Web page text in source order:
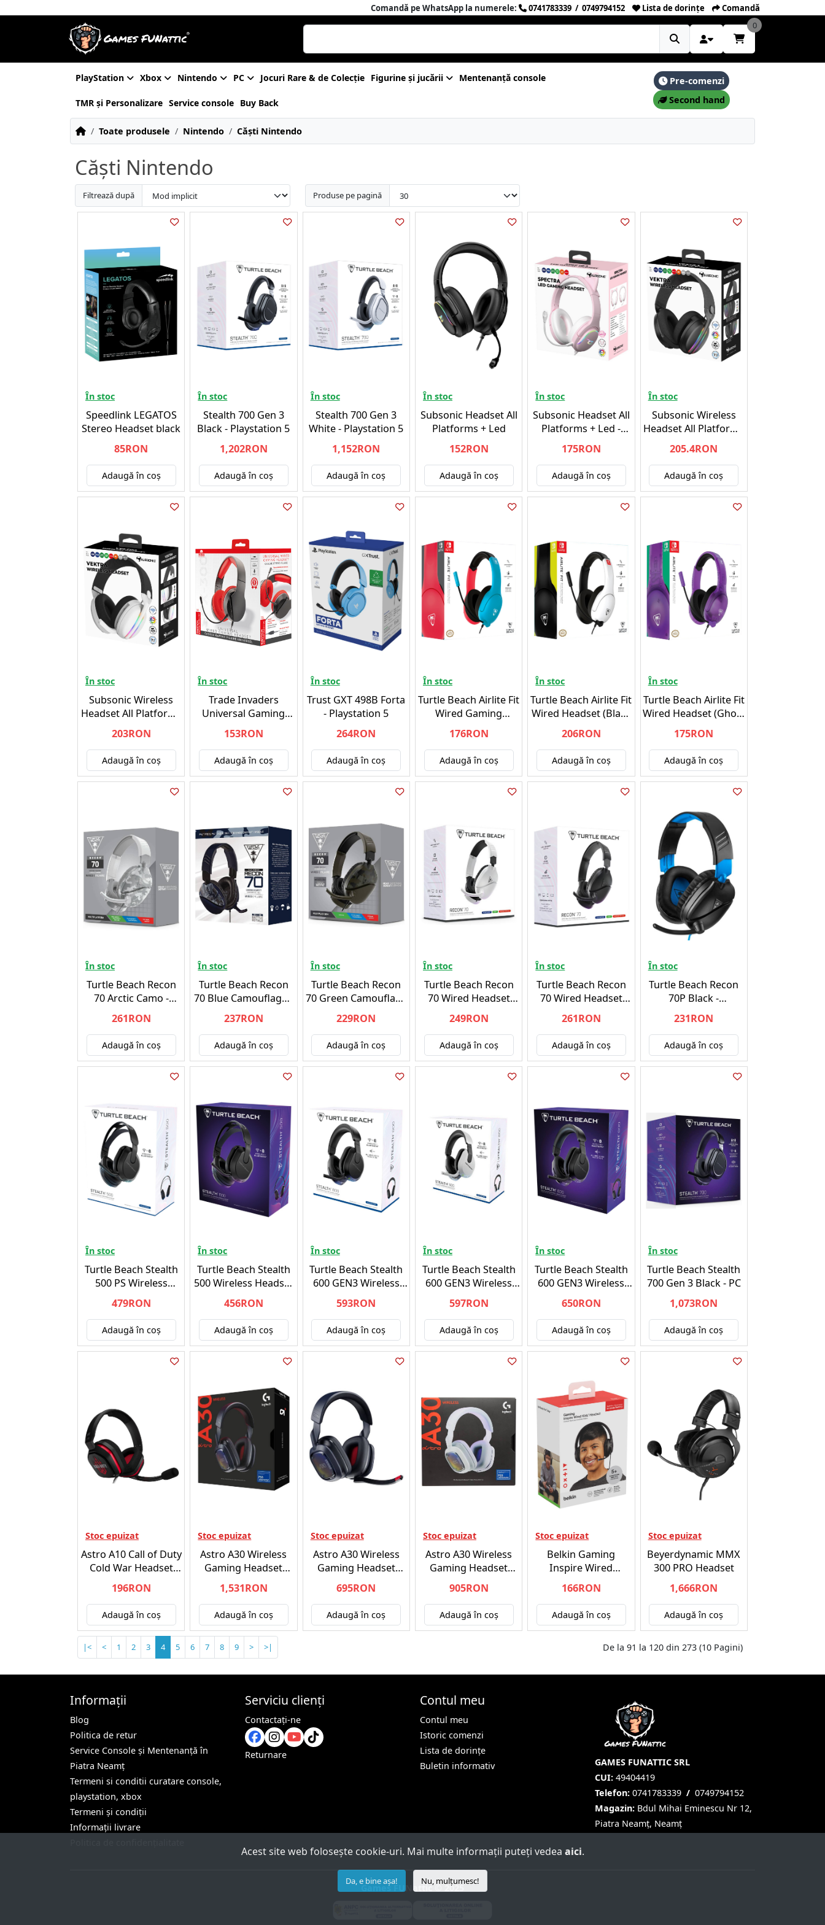
Comandă pe WhatsApp la numerele: 0741783339 / 0749794152 Lista de dorințe
Comandă
0
PlayStation Xbox Nintendo PC Jocuri Rare & de Colecție Figurine și jucării Mentenanță console
TMR și Personalizare Service console Buy Back
Pre-comenzi
Second hand
Toate produsele Nintendo Căști Nintendo
Căști Nintendo
Filtrează după Produse pe pagină
În stoc
Speedlink LEGATOS
Stereo Headset black
85RON
Adaugă în coş
În stoc
Stealth 700 Gen 3
Black - Playstation 5
1,202RON
Adaugă în coş
În stoc
Stealth 700 Gen 3
White - Playstation 5
1,152RON
Adaugă în coş
În stoc
Subsonic Headset All
Platforms + Led
152RON
Adaugă în coş
În stoc
Subsonic Headset All
Platforms + Led -
Playstation 5
175RON
Adaugă în coş
În stoc
Subsonic Wireless
Headset All Platforms
+ Led + 7.1 -
Playstation 5
205.4RON
Adaugă în coş
În stoc
Subsonic Wireless
Headset All Platforms
+ Led + 7.1 MULTI -
PLAYSTATION 5
203RON
Adaugă în coş
În stoc
Trade Invaders
Universal Gaming
Headset SPX 300 Red
- Nintendo Switch
153RON
Adaugă în coş
În stoc
Trust GXT 498B Forta
- Playstation 5
264RON
Adaugă în coş
În stoc
Turtle Beach Airlite Fit
Wired Gaming
Headset (Neon Blue &
Red) - NSW
176RON
Adaugă în coş
În stoc
Turtle Beach Airlite Fit
Wired Headset (Black
& White) - Nintendo
Switch
206RON
Adaugă în coş
În stoc
Turtle Beach Airlite Fit
Wired Headset (Ghost
Purple) - Nintendo
Switch
175RON
Adaugă în coş
În stoc
Turtle Beach Recon
70 Arctic Camo -
Xbox/PlayStation/Nintendo/PC
261RON
Adaugă în coş
În stoc
Turtle Beach Recon
70 Blue Camouflage -
Xbox/PlayStation/Nintendo/PC
237RON
Adaugă în coş
În stoc
Turtle Beach Recon
70 Green Camouflage
-
Xbox/PlayStation/Nintendo/PC
229RON
Adaugă în coş
În stoc
Turtle Beach Recon
70 Wired Headset
-2024 (Multi platform)
White - PLAYSTATION
5
249RON
Adaugă în coş
În stoc
Turtle Beach Recon
70 Wired Headset
2024 Black -
Playstation 5
261RON
Adaugă în coş
În stoc
Turtle Beach Recon
70P Black -
Playstation 4
231RON
Adaugă în coş
În stoc
Turtle Beach Stealth
500 PS Wireless
Headset Black -
Playstation 5
479RON
Adaugă în coş
În stoc
Turtle Beach Stealth
500 Wireless Headset
Black - PC
456RON
Adaugă în coş
În stoc
Turtle Beach Stealth
600 GEN3 Wireless
Headset Black -
PLAYSTATION 4
593RON
Adaugă în coş
În stoc
Turtle Beach Stealth
600 GEN3 Wireless
Headset White -
PLAYSTATION 4
597RON
Adaugă în coş
În stoc
Turtle Beach Stealth
600 GEN3 Wireless
Headset/Black - XBOX
SERIES X
650RON
Adaugă în coş
În stoc
Turtle Beach Stealth
700 Gen 3 Black - PC
1,073RON
Adaugă în coş
Stoc epuizat
Astro A10 Call of Duty
Cold War Headset
Black/Red - PS4/PS5
196RON
Adaugă în coş
Stoc epuizat
Astro A30 Wireless
Gaming Headset
Navy/Red -
Playstation 5
1,531RON
Adaugă în coş
Stoc epuizat
Astro A30 Wireless
Gaming Headset
Navy/Red - Xbox
One/Xbox Series X
695RON
Adaugă în coş
Stoc epuizat
Astro A30 Wireless
Gaming Headset
White/Purple -
Playstation 5
905RON
Adaugă în coş
Stoc epuizat
Belkin Gaming
Inspire Wired
Headset for Kids -
Nintendo Switch 2
166RON
Adaugă în coş
Stoc epuizat
Beyerdynamic MMX
300 PRO Headset
1,666RON
Adaugă în coş
|< < 1 2 3 4 5 6 7 8 9 > >| De la 91 la 120 din 273 (10 Pagini)
Informații
Blog
Politica de retur
Service Console și Mentenanță în
Piatra Neamț
Termeni si conditii curatare console,
playstation, xbox
Termeni și condiții
Informații livrare
Serviciu clienți
Contactaţi-ne
Returnare
Contul meu
Contul meu
Istoric comenzi
Lista de dorințe
Buletin informativ
GAMES FUNATTIC SRL
CUI: 49404419
Telefon: 0741783339 / 0749794152
Magazin: Bdul Mihai Eminescu Nr 12,
Piatra Neamț, Neamț
Games FUNattic © 2025
Acest site web folosește cookie-uri. Mai multe informații puteți vedea aici.
Da, e bine așa! Nu, mulțumesc!